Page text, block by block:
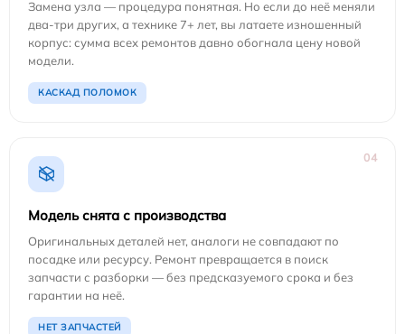
Замена узла — процедура понятная. Но если до неё меняли
два-три других, а технике 7+ лет, вы латаете изношенный
корпус: сумма всех ремонтов давно обогнала цену новой
модели.
КАСКАД ПОЛОМОК
04
Модель снята с производства
Оригинальных деталей нет, аналоги не совпадают по
посадке или ресурсу. Ремонт превращается в поиск
запчасти с разборки — без предсказуемого срока и без
гарантии на неё.
НЕТ ЗАПЧАСТЕЙ